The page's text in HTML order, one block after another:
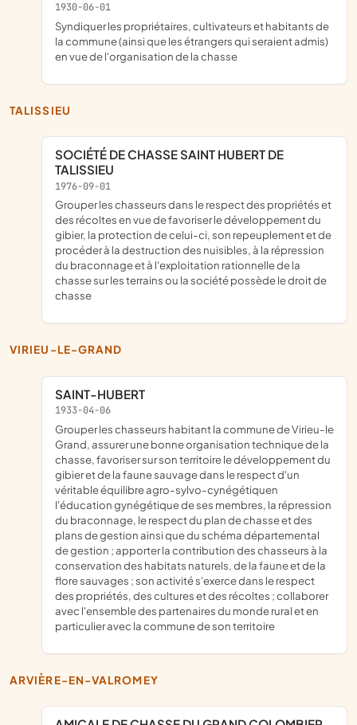
1930-06-01
syndiquer les propriétaires, cultivateurs et habitants de
la commune (ainsi que les étrangers qui seraient admis)
en vue de l'organisation de la chasse
TALISSIEU
SOCIÉTÉ DE CHASSE SAINT HUBERT DE
TALISSIEU
1976-09-01
grouper les chasseurs dans le respect des propriétés et
des récoltes en vue de favoriser le développement du
gibier, la protection de celui-ci, son repeuplement et de
procéder à la destruction des nuisibles, à la répression
du braconnage et à l'exploitation rationnelle de la
chasse sur les terrains ou la société possède le droit de
chasse
VIRIEU-LE-GRAND
SAINT-HUBERT
1933-04-06
grouper les chasseurs habitant la commune de Virieu-le
Grand, assurer une bonne organisation technique de la
chasse, favoriser sur son territoire le développement du
gibier et de la faune sauvage dans le respect d'un
véritable équilibre agro-sylvo-cynégétiquen
l'éducation gynégétique de ses membres, la répression
du braconnage, le respect du plan de chasse et des
plans de gestion ainsi que du schéma départemental
de gestion ; apporter la contribution des chasseurs à la
conservation des habitats naturels, de la faune et de la
flore sauvages ; son activité s'exerce dans le respect
des propriétés, des cultures et des récoltes ; collaborer
avec l'ensemble des partenaires du monde rural et en
particulier avec la commune de son territoire
ARVIÈRE-EN-VALROMEY